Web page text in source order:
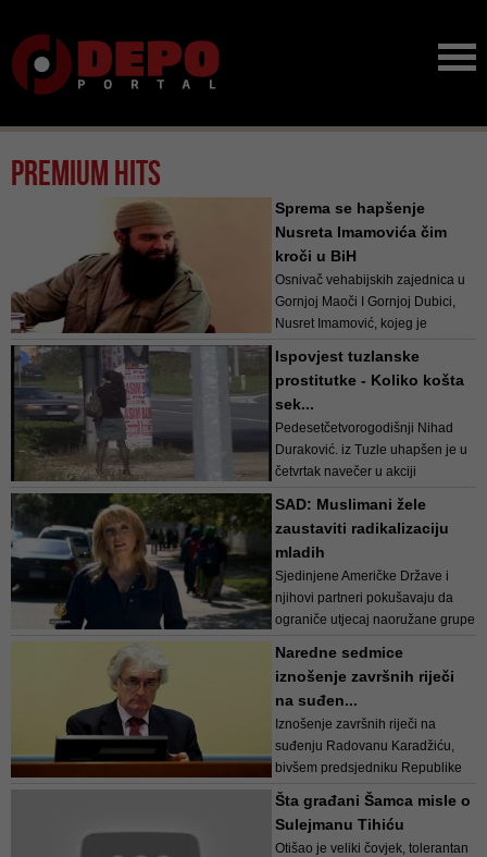
Premium hits
Sprema se hapšenje
Nusreta Imamovića čim
kroči u BiH
Osnivač vehabijskih zajednica u
Gornjoj Maoči I Gornjoj Dubici,
Nusret Imamović, kojeg je
na listu najopasnijih svjetskih
terorista, bit će uhapšen čim se
pojavi u BiH, potvrdili su iz SIPA-
e. Iz Državne agencije z...
Ispovjest tuzlanske
prostitutke - Koliko košta
sek...
Pedesetčetvorogodišnji Nihad
Duraković. iz Tuzle uhapšen je u
četvrtak navečer u akciji
prostituciju i nabavljao drogu.
Sumnja se, da je Duraković u
blizini petlje &Sca...
SAD: Muslimani žele
zaustaviti radikalizaciju
mladih
Sjedinjene Američke Države i
njihovi partneri pokušavaju da
ograniče utjecaj naoružane grupe
zajednica u SAD-u traži način da
zaustavi radikalizaciju mladih
Muslimana.
...
Naredne sedmice
iznošenje završnih riječi
na suđen...
Iznošenje završnih riječi na
suđenju Radovanu Karadžiću,
bivšem predsjedniku Republike
Srpske, počinje 29. septembra i
trebalo bi trajati do 02. oktobra
ove godine.
Šta građani Šamca misle o
Sulejmanu Tihiću
Otišao je veliki čovjek, tolerantan